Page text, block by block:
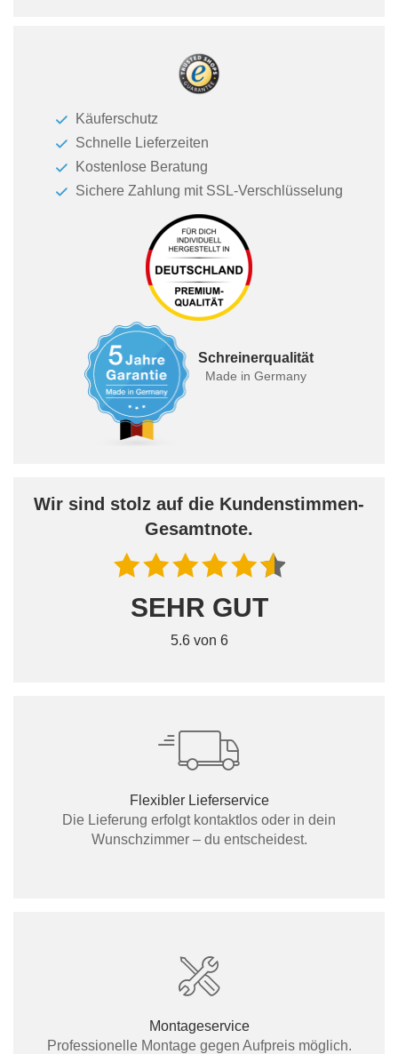
Käuferschutz
Schnelle Lieferzeiten
Kostenlose Beratung
Sichere Zahlung mit SSL-Verschlüsselung
Schreinerqualität
Made in Germany
Wir sind stolz auf die Kundenstimmen-
Gesamtnote.
SEHR GUT
5.6 von 6
Flexibler Lieferservice
Die Lieferung erfolgt kontaktlos oder in dein
Wunschzimmer – du entscheidest.
Montageservice
Professionelle Montage gegen Aufpreis möglich.